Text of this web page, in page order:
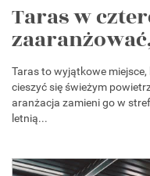
Taras w
Taras to wyjątkowe
cieszyć się świeżym
aranżacja zamieni go w
letnią...